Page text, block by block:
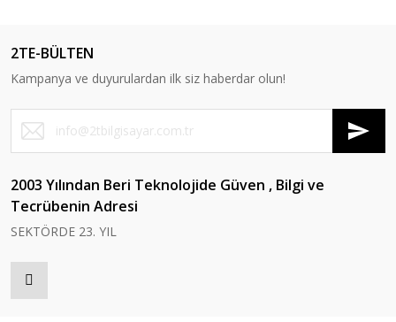
2TE-BÜLTEN
Kampanya ve duyurulardan ilk siz haberdar olun!
2003 Yılından Beri Teknolojide Güven , Bilgi ve
Tecrübenin Adresi
SEKTÖRDE 23. YIL